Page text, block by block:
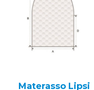
Materasso Lipsi